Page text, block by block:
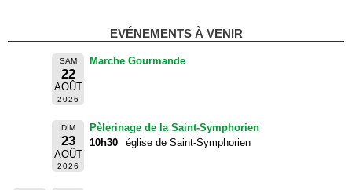
EVÉNEMENTS À VENIR
SAM
22
AOÛT
2026
Marche Gourmande
DIM
23
AOÛT
2026
Pèlerinage de la Saint-Symphorien
10h30
église de Saint-Symphorien